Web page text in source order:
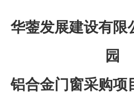
华蓥发展建设有限
园
铝合金门窗采购项